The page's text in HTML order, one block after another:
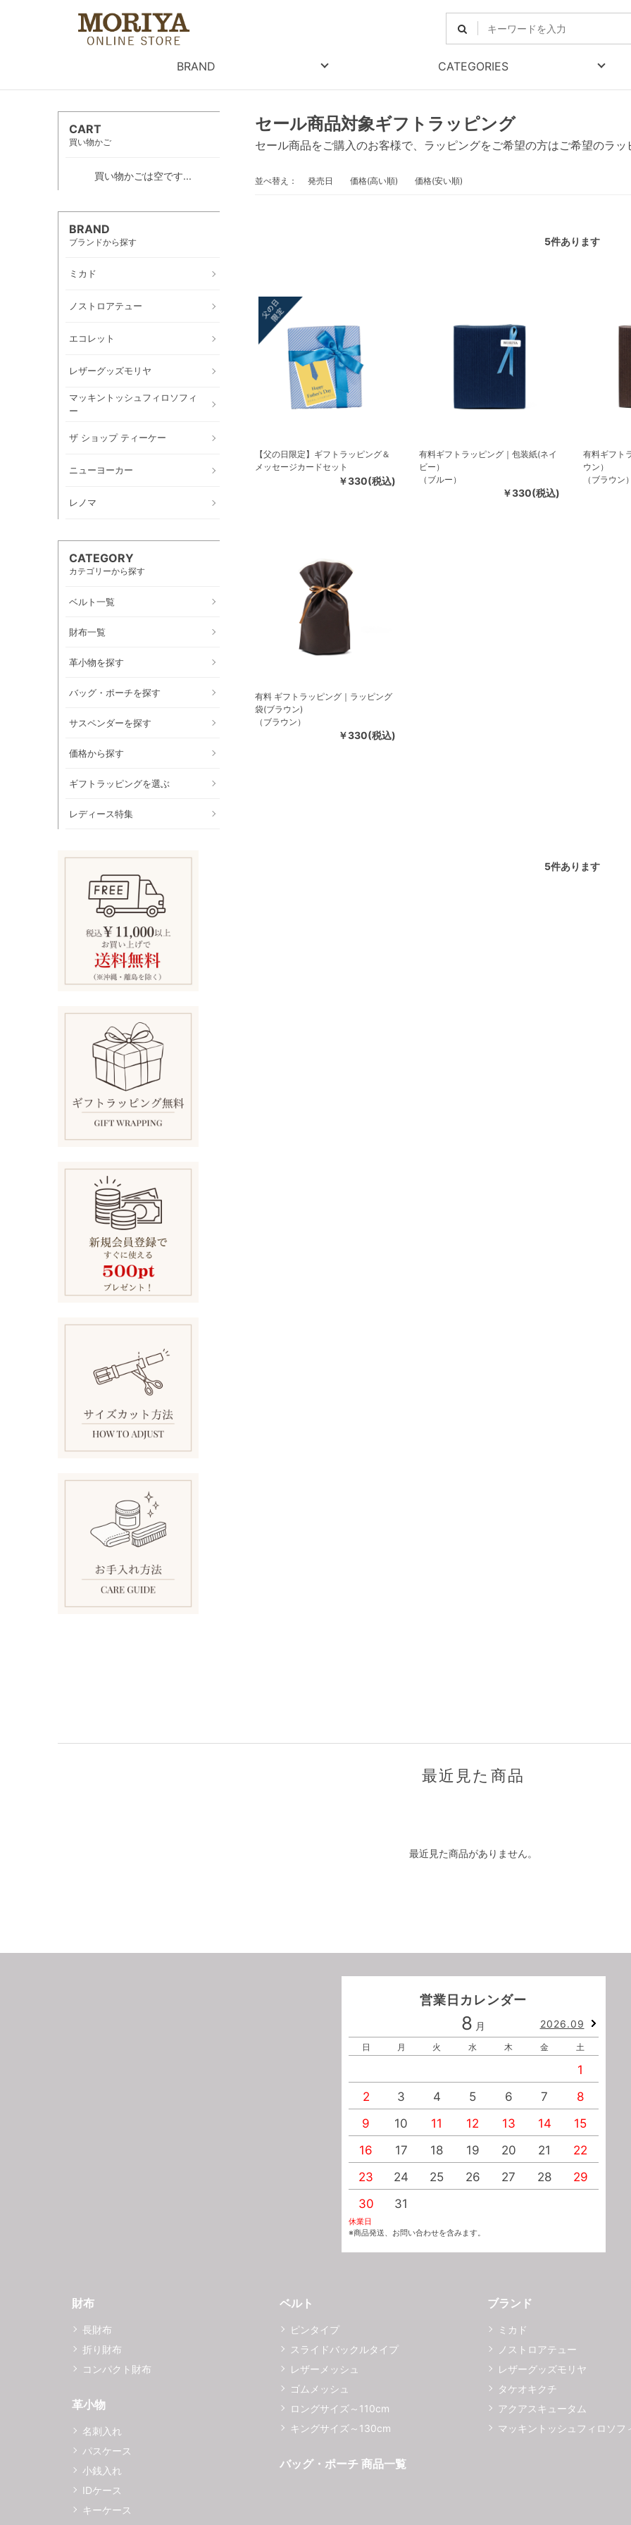
BRAND CATEGORIES
CART
買い物かご
買い物かごは空です...
BRAND
ブランドから探す
ミカド
ノストロアテュー
エコレット
レザーグッズモリヤ
マッキントッシュフィロソフィ
ー
ザ ショップ ティーケー
ニューヨーカー
レノマ
CATEGORY
カテゴリーから探す
ベルト一覧
財布一覧
革小物を探す
バッグ・ポーチを探す
サスペンダーを探す
価格から探す
ギフトラッピングを選ぶ
レディース特集
セール商品対象ギフトラッピング
セール商品をご購入のお客様で、ラッピングをご希望の方はご希望のラッ
並べ替え： 発売日 価格(高い順) 価格(安い順)
5件あります
【父の日限定】ギフトラッピング＆
メッセージカードセット
￥330(税込)
有料ギフトラッピング｜包装紙(ネイ
ビー）
（ブルー）
￥330(税込)
有料ギフト
ウン）
（ブラウン）
有料 ギフトラッピング｜ラッピング
袋(ブラウン)
（ブラウン）
￥330(税込)
5件あります
最近見た商品
最近見た商品がありません。
営業日カレンダー
8 月 2026.09
日 月 火 水 木 金 土
1
2
3 4 5 6 7
8
9
10 11 12 13 14
15
16
17 18 19 20 21
22
23
24 25 26 27 28
29
30
31
休業日
※商品発送、お問い合わせを含みます。
財布
長財布
折り財布
コンパクト財布
革小物
名刺入れ
パスケース
小銭入れ
IDケース
キーケース
ベルト
ピンタイプ
スライドバックルタイプ
レザーメッシュ
ゴムメッシュ
ロングサイズ～110cm
キングサイズ～130cm
バッグ・ポーチ 商品一覧
ブランド
ミカド
ノストロアテュー
レザーグッズモリヤ
タケオキクチ
アクアスキュータム
マッキントッシュフィロソフ